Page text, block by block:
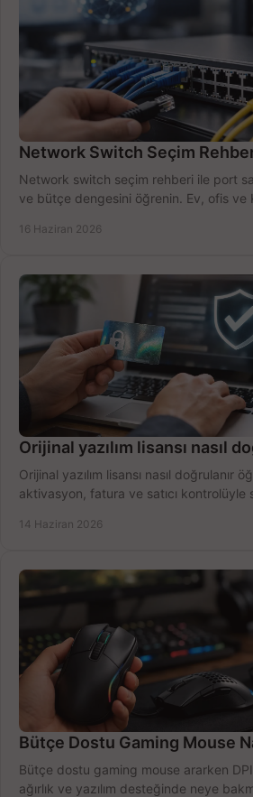
Network Switch Seçim
Network switch seçim rehberi ile port
ve bütçe dengesini öğrenin. Ev, ofis ve
16 Haziran 2026
Orijinal yazılım lisansı nasıl
Orijinal yazılım lisansı nasıl doğrulanır
aktivasyon, fatura ve satıcı kontrolüyle
14 Haziran 2026
Bütçe Dostu Gaming Mouse
Bütçe dostu gaming mouse ararken
ağırlık ve yazılım desteğinde neye